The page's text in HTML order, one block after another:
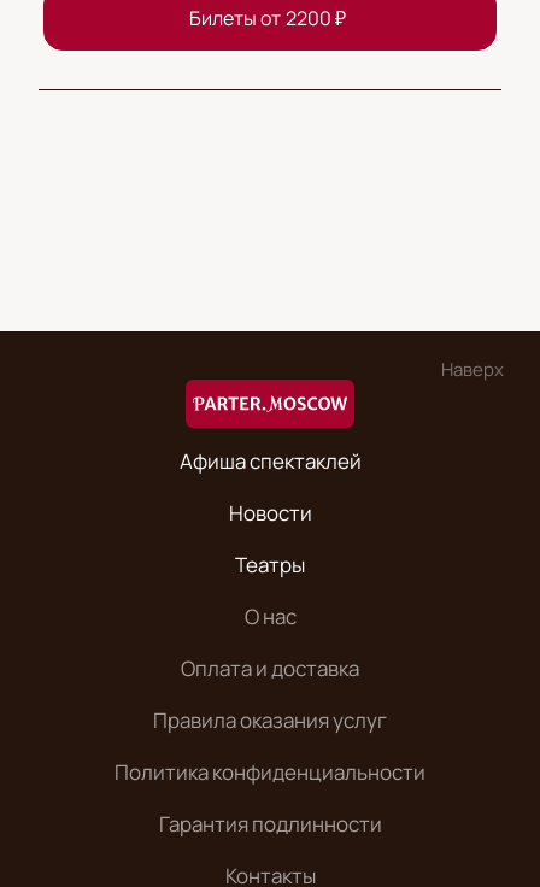
Билеты от2200₽
Наверх
Афиша спектаклей
Новости
Театры
О нас
Оплата и доставка
Правила оказания услуг
Политика конфиденциальности
Гарантия подлинности
Контакты